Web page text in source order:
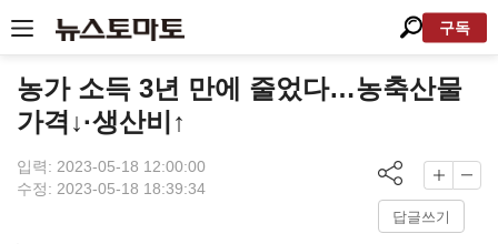
구독
농가 소득 3년 만에 줄었다…농축산물
가격↓·생산비↑
입력: 2023-05-18 12:00:00
수정: 2023-05-18 18:39:34
답글쓰기